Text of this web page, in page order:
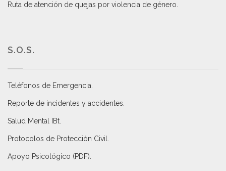
Ruta de atención de quejas por violencia de género
S.O.S.
Teléfonos de Emergencia.
Reporte de incidentes y accidentes
Salud Mental IBt
Protocolos de Protección Civil
Apoyo Psicológico (PDF)